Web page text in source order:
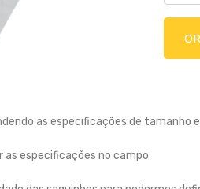
as especificações de tamanho
especificações no campo